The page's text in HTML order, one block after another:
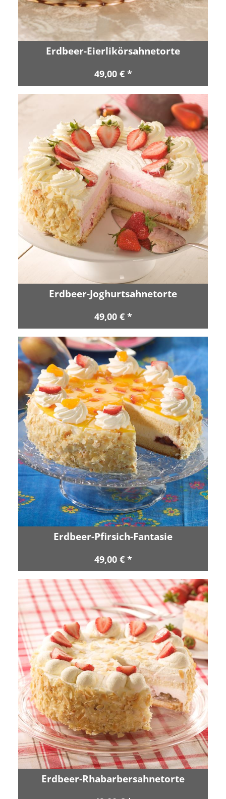
Erdbeer-Eierlikörsahnetorte
49,00 € *
Erdbeer-Joghurtsahnetorte
49,00 € *
Erdbeer-Pfirsich-Fantasie
49,00 € *
Erdbeer-Rhabarbersahnetorte